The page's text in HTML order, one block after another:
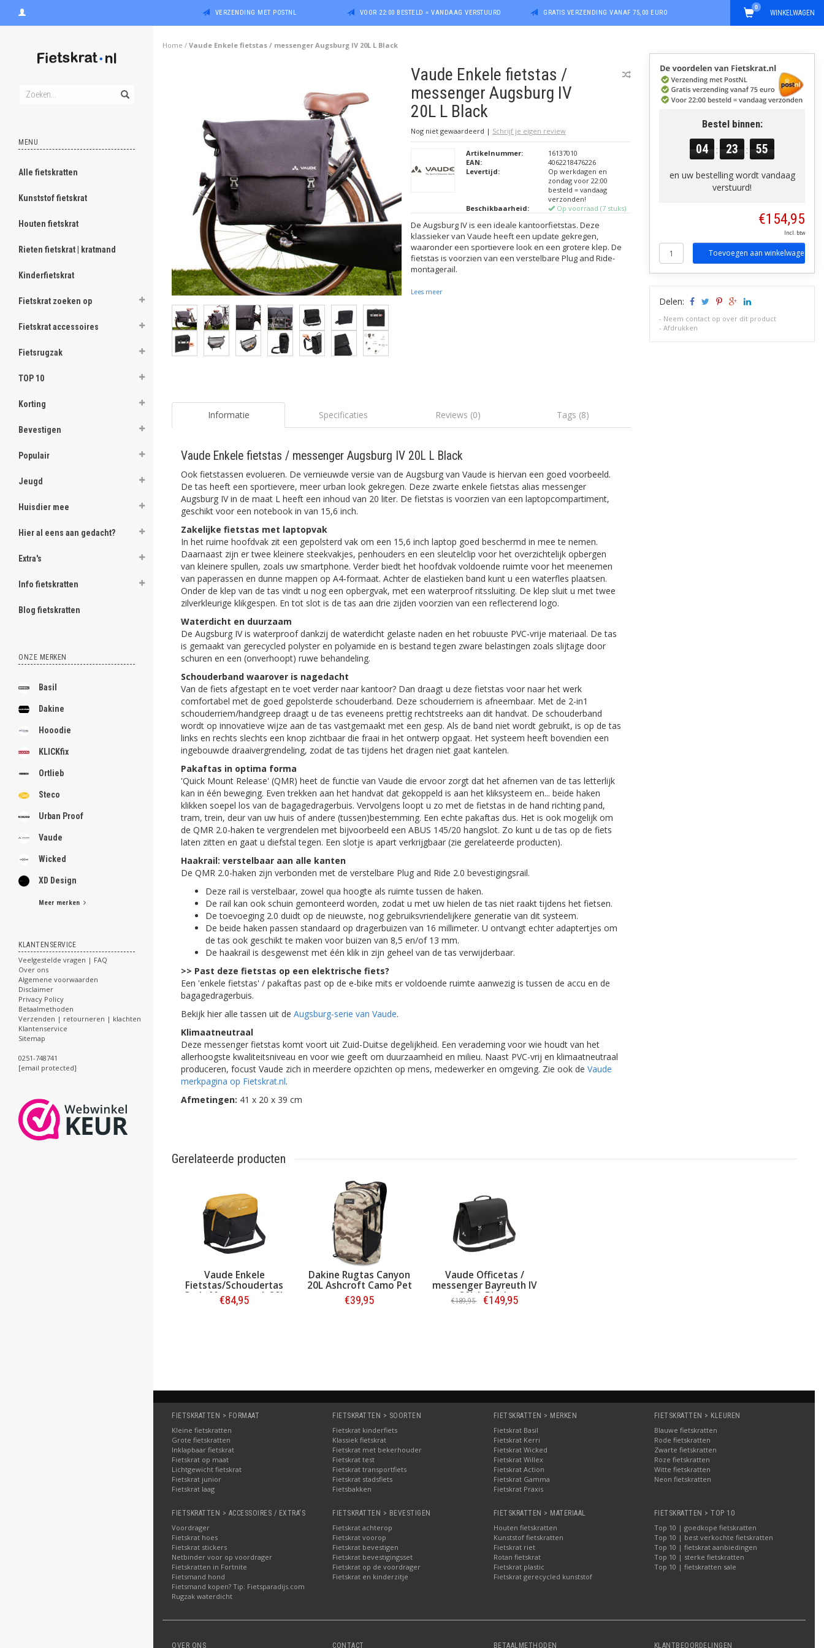
VERZENDING MET POSTNL VOOR 22:00 BESTELD = VANDAAG VERSTUURD GRATIS VERZENDING VANAF 75,00 EURO WINKELWAGEN
0
MENU
Alle fietskratten
Kunststof fietskrat
Houten fietskrat
Rieten fietskrat | kratmand
Kinderfietskrat
Fietskrat zoeken op
Fietskrat accessoires
Fietsrugzak
TOP 10
Korting
Bevestigen
Populair
Jeugd
Huisdier mee
Hier al eens aan gedacht?
Extra's
Info fietskratten
Blog fietskratten
ONZE MERKEN
Basil
Dakine
Hooodie
KLICKfix
Ortlieb
Steco
Urban Proof
Vaude
Wicked
XD Design
Meer merken
KLANTENSERVICE
Veelgestelde vragen | FAQ
Over ons
Algemene voorwaarden
Disclaimer
Privacy Policy
Betaalmethoden
Verzenden | retourneren | klachten
Klantenservice
Sitemap
0251-748741
[email protected]
Home / Vaude Enkele fietstas / messenger Augsburg IV 20L L Black
Vaude Enkele fietstas /
messenger Augsburg IV
20L L Black
Nog niet gewaardeerd | Schrijf je eigen review
Artikelnummer:
16137010
EAN:
4062218476226
Levertijd:
Op werkdagen en
zondag voor 22:00
besteld = vandaag
verzonden!
Beschikbaarheid:
Op voorraad (7 stuks)
De Augsburg IV is een ideale kantoorfietstas. Deze
klassieker van Vaude heeft een update gekregen,
waaronder een sportievere look en een grotere klep. De
fietstas is voorzien van een verstelbare Plug and Ride-
montagerail.
Lees meer
Informatie Specificaties Reviews (0) Tags (8)
Vaude Enkele fietstas / messenger Augsburg IV 20L L Black
Ook fietstassen evolueren. De vernieuwde versie van de Augsburg van Vaude is hiervan een goed voorbeeld.
De tas heeft een sportievere, meer urban look gekregen. Deze zwarte enkele fietstas alias messenger
Augsburg IV in de maat L heeft een inhoud van 20 liter. De fietstas is voorzien van een laptopcompartiment,
geschikt voor een notebook in van 15,6 inch.
Zakelijke fietstas met laptopvak
In het ruime hoofdvak zit een gepolsterd vak om een 15,6 inch laptop goed beschermd in mee te nemen.
Daarnaast zijn er twee kleinere steekvakjes, penhouders en een sleutelclip voor het overzichtelijk opbergen
van kleinere spullen, zoals uw smartphone. Verder biedt het hoofdvak voldoende ruimte voor het meenemen
van paperassen en dunne mappen op A4-formaat. Achter de elastieken band kunt u een waterfles plaatsen.
Onder de klep van de tas vindt u nog een opbergvak, met een waterproof ritssluiting. De klep sluit u met twee
zilverkleurige klikgespen. En tot slot is de tas aan drie zijden voorzien van een reflecterend logo.
Waterdicht en duurzaam
De Augsburg IV is waterproof dankzij de waterdicht gelaste naden en het robuuste PVC-vrije materiaal. De tas
is gemaakt van gerecycled polyster en polyamide en is bestand tegen zware belastingen zoals slijtage door
schuren en een (onverhoopt) ruwe behandeling.
Schouderband waarover is nagedacht
Van de fiets afgestapt en te voet verder naar kantoor? Dan draagt u deze fietstas voor naar het werk
comfortabel met de goed gepolsterde schouderband. Deze schouderriem is afneembaar. Met de 2-in1
schouderriem/handgreep draagt u de tas eveneens prettig rechtstreeks aan dit handvat. De schouderband
wordt op innovatieve wijze aan de tas vastgemaakt met een gesp. Als de band niet wordt gebruikt, is op de tas
links en rechts slechts een knop zichtbaar die fraai in het ontwerp opgaat. Het systeem heeft bovendien een
ingebouwde draaivergrendeling, zodat de tas tijdens het dragen niet gaat kantelen.
Pakaftas in optima forma
'Quick Mount Release' (QMR) heet de functie van Vaude die ervoor zorgt dat het afnemen van de tas letterlijk
kan in één beweging. Even trekken aan het handvat dat gekoppeld is aan het kliksysteem en... beide haken
klikken soepel los van de bagagedragerbuis. Vervolgens loopt u zo met de fietstas in de hand richting pand,
tram, trein, deur van uw huis of andere (tussen)bestemming. Een echte pakaftas dus. Het is ook mogelijk om
de QMR 2.0-haken te vergrendelen met bijvoorbeeld een ABUS 145/20 hangslot. Zo kunt u de tas op de fiets
laten zitten en gaat u diefstal tegen. Een slotje is apart verkrijgbaar (zie gerelateerde producten).
Haakrail: verstelbaar aan alle kanten
De QMR 2.0-haken zijn verbonden met de verstelbare Plug and Ride 2.0 bevestigingsrail.
Deze rail is verstelbaar, zowel qua hoogte als ruimte tussen de haken.
De rail kan ook schuin gemonteerd worden, zodat u met uw hielen de tas niet raakt tijdens het fietsen.
De toevoeging 2.0 duidt op de nieuwste, nog gebruiksvriendelijkere generatie van dit systeem.
De beide haken passen standaard op dragerbuizen van 16 millimeter. U ontvangt echter adaptertjes om
de tas ook geschikt te maken voor buizen van 8,5 en/of 13 mm.
De haakrail is desgewenst met één klik in zijn geheel van de tas verwijderbaar.
>> Past deze fietstas op een elektrische fiets?
Een 'enkele fietstas' / pakaftas past op de e-bike mits er voldoende ruimte aanwezig is tussen de accu en de
bagagedragerbuis.
Bekijk hier alle tassen uit de Augsburg-serie van Vaude.
Klimaatneutraal
Deze messenger fietstas komt voort uit Zuid-Duitse degelijkheid. Een verademing voor wie houdt van het
allerhoogste kwaliteitsniveau en voor wie geeft om duurzaamheid en milieu. Naast PVC-vrij en klimaatneutraal
produceren, focust Vaude zich in meerdere opzichten op mens, medewerker en omgeving. Zie ook de Vaude
merkpagina op Fietskrat.nl.
Afmetingen: 41 x 20 x 39 cm
Bestel binnen:
04 : 23 : 54
en uw bestelling wordt vandaag
verstuurd!
€154,95
Incl. btw
Toevoegen aan winkelwagen
Delen:
- Neem contact op over dit product
-Afdrukken
Gerelateerde producten
Vaude Enkele
Fietstas/Schoudertas
Cycle Messenger L 20L
Burnt Yellow
€84,95
Dakine Rugtas Canyon
20L Ashcroft Camo Pet
€39,95
Vaude Officetas /
messenger Bayreuth IV
20L L Black
€189,95 €149,95
FIETSKRATTEN > FORMAAT
Kleine fietskratten
Grote fietskratten
Inklapbaar fietskrat
Fietskrat op maat
Lichtgewicht fietskrat
Fietskrat junior
Fietskrat laag
FIETSKRATTEN > SOORTEN
Fietskrat kinderfiets
Klassiek fietskrat
Fietskrat met bekerhouder
Fietskrat test
Fietskrat transportfiets
Fietskrat stadsfiets
Fietsbakken
FIETSKRATTEN > MERKEN
Fietskrat Basil
Fietskrat Kerri
Fietskrat Wicked
Fietskrat Willex
Fietskrat Action
Fietskrat Gamma
Fietskrat Praxis
FIETSKRATTEN > KLEUREN
Blauwe fietskratten
Rode fietskratten
Zwarte fietskratten
Roze fietskratten
Witte fietskratten
Neon fietskratten
FIETSKRATTEN > ACCESSOIRES / EXTRA'S
Voordrager
Fietskrat hoes
Fietskrat stickers
Netbinder voor op voordrager
Fietskratten in Fortnite
Fietsmand hond
Fietsmand kopen? Tip: Fietsparadijs.com
Rugzak waterdicht
FIETSKRATTEN > BEVESTIGEN
Fietskrat achterop
Fietskrat voorop
Fietskrat bevestigen
Fietskrat bevestigingsset
Fietskrat op de voordrager
Fietskrat en kinderzitje
FIETSKRATTEN > MATERIAAL
Houten fietskratten
Kunststof fietskratten
Fietskrat riet
Rotan fietskrat
Fietskrat plastic
Fietskrat gerecycled kunststof
FIETSKRATTEN > TOP 10
Top 10 | goedkope fietskratten
Top 10 | best verkochte fietskratten
Top 10 | fietskrat aanbiedingen
Top 10 | sterke fietskratten
Top 10 | fietskratten sale
OVER ONS CONTACT BETAALMETHODEN KLANTBEOORDELINGEN